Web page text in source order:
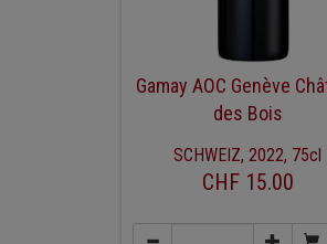
Gamay AOC Genève
des Bois
SCHWEIZ, 2022, 75cl
CHF 15.00